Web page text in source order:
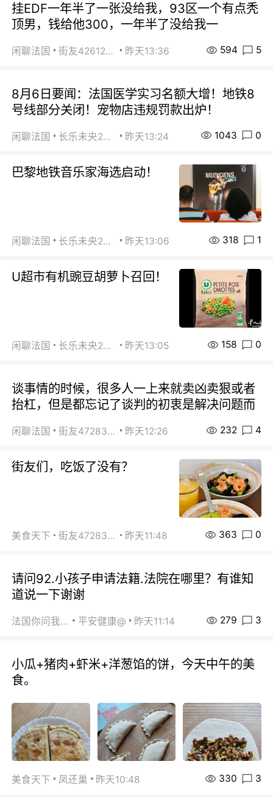
挂EDF一年半了一张没给我，93区一个有点秃
顶男，钱给他300，一年半了没给我一
闲聊法国 街友42612092 昨天13:36 594 5
8月6日要闻：法国医学实习名额大增！地铁8
号线部分关闭！宠物店违规罚款出炉！
闲聊法国 长乐未央2015 昨天13:24 1043 0
巴黎地铁音乐家海选启动！
闲聊法国 长乐未央2015 昨天13:06 318 1
U超市有机豌豆胡萝卜召回！
闲聊法国 长乐未央2015 昨天13:05 158 0
谈事情的时候，很多人一上来就卖凶卖狠或者
抬杠，但是都忘记了谈判的初衷是解决问题而
闲聊法国 街友472838572 昨天12:26 232 4
街友们，吃饭了没有？
美食天下 街友472838572 昨天11:48 363 0
请问92.小孩子申请法籍.法院在哪里？有谁知
道说一下谢谢
法国你问我答 平安健康@ 昨天11:14 279 3
小瓜+猪肉+虾米+洋葱馅的饼，今天中午的美
食。
美食天下 凤还巢 昨天10:48 330 3